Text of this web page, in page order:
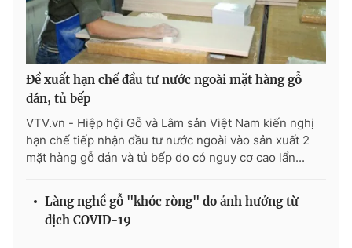
Đề xuất hạn chế đầu tư nước ngoài mặt hàng gỗ
dán, tủ bếp
VTV.vn - Hiệp hội Gỗ và Lâm sản Việt Nam kiến nghị
hạn chế tiếp nhận đầu tư nước ngoài vào sản xuất 2
mặt hàng gỗ dán và tủ bếp do có nguy cơ cao lẩn...
Làng nghề gỗ "khóc ròng" do ảnh hưởng từ
dịch COVID-19